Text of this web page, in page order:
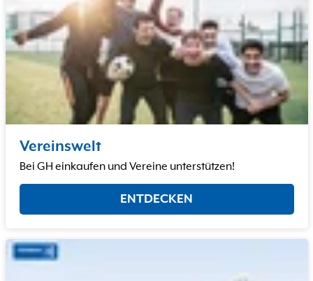
Vereinswelt
Bei GH einkaufen und Vereine unterstützen!
ENTDECKEN